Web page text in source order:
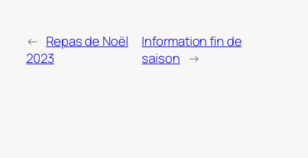
← Repas de Noël
2023
Information fin de
saison →